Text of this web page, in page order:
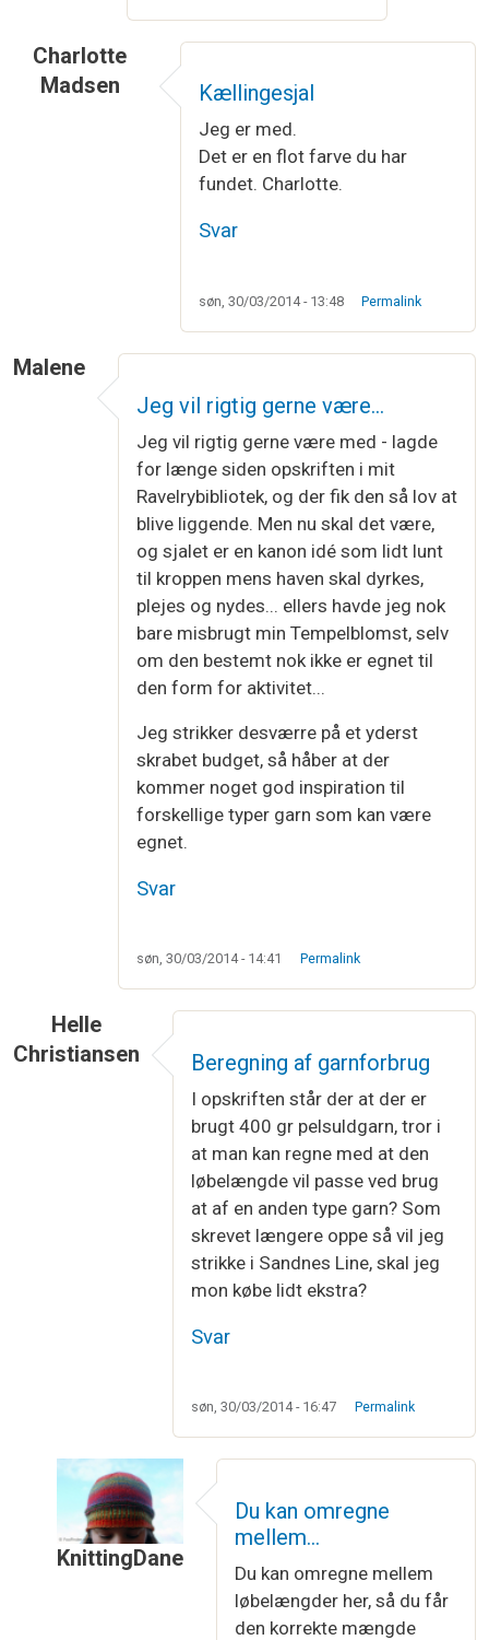
Charlotte
Madsen
Kællingesjal
Jeg er med.
Det er en flot farve du har
fundet. Charlotte.
Svar
søn, 30/03/2014 - 13:48 Permalink
Malene
Jeg vil rigtig gerne være…
Jeg vil rigtig gerne være med - lagde
for længe siden opskriften i mit
Ravelrybibliotek, og der fik den så lov at
blive liggende. Men nu skal det være,
og sjalet er en kanon idé som lidt lunt
til kroppen mens haven skal dyrkes,
plejes og nydes... ellers havde jeg nok
bare misbrugt min Tempelblomst, selv
om den bestemt nok ikke er egnet til
den form for aktivitet...
Jeg strikker desværre på et yderst
skrabet budget, så håber at der
kommer noget god inspiration til
forskellige typer garn som kan være
egnet.
Svar
søn, 30/03/2014 - 14:41 Permalink
Helle
Christiansen
Beregning af garnforbrug
I opskriften står der at der er
brugt 400 gr pelsuldgarn, tror i
at man kan regne med at den
løbelængde vil passe ved brug
at af en anden type garn? Som
skrevet længere oppe så vil jeg
strikke i Sandnes Line, skal jeg
mon købe lidt ekstra?
Svar
søn, 30/03/2014 - 16:47 Permalink
KnittingDane
Beregning af garnforbrugafHelle
Du kan omregne
mellem…
Du kan omregne mellem
løbelængder her, så du får
den korrekte mængde